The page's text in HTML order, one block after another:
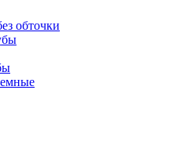
обточки